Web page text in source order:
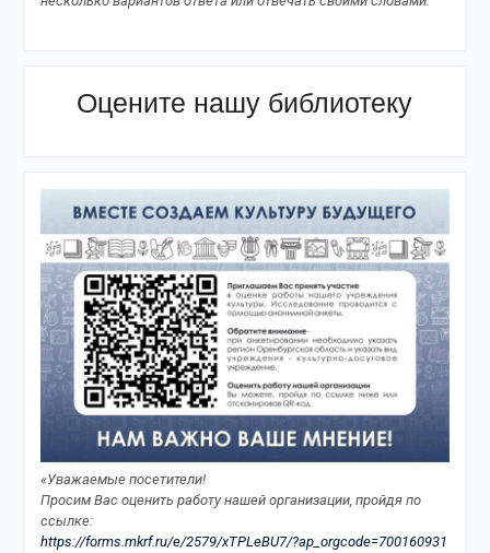
Оцените нашу библиотеку
«Уважаемые посетители!
Просим Вас оценить работу нашей организации, пройдя по
ссылке:
https://forms.mkrf.ru/e/2579/xTPLeBU7/?ap_orgcode=700160931